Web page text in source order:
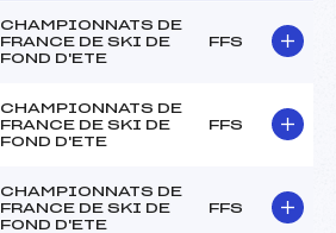
CHAMPIONNATS DE
FRANCE DE SKI DE
FOND D'ETE
FFS
CHAMPIONNATS DE
FRANCE DE SKI DE
FOND D'ETE
FFS
CHAMPIONNATS DE
FRANCE DE SKI DE
FOND D'ETE
FFS